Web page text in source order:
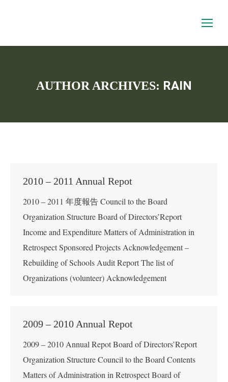
AUTHOR ARCHIVES: RAIN
2010 – 2011 Annual Repot
2010 – 2011 年度報告 Council to the Board
Organization Structure Board of Directors’Report
Income and Expenditure Matters of Administration in
Retrospect Sponsored Projects Acknowledgement –
Rebuilding of Schools Audit Report The list of
Organizations (volunteer) Acknowledgement
2009 – 2010 Annual Repot
2009 – 2010 Annual Repot Board of Directors’Report
Organization Structure Council to the Board Contents
Matters of Administration in Retrospect Board of